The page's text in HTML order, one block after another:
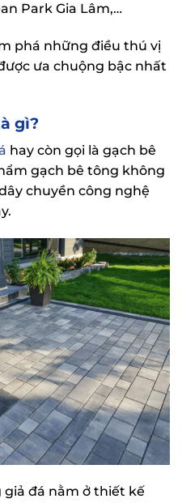
Park Gia Lâm,…
phá những điều thú vị
ưa chuộng bậc nhất
gì?
hay còn gọi là gạch bê
gạch bê tông không
chuyền công nghệ
đá nằm ở thiết kế